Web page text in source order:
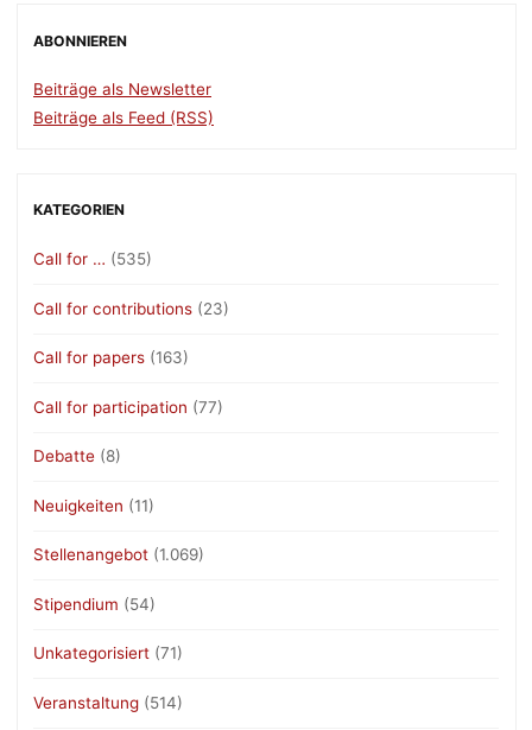
ABONNIEREN
Beiträge als Newsletter
Beiträge als Feed (RSS)
KATEGORIEN
Call for … (535)
Call for contributions (23)
Call for papers (163)
Call for participation (77)
Debatte (8)
Neuigkeiten (11)
Stellenangebot (1.069)
Stipendium (54)
Unkategorisiert (71)
Veranstaltung (514)